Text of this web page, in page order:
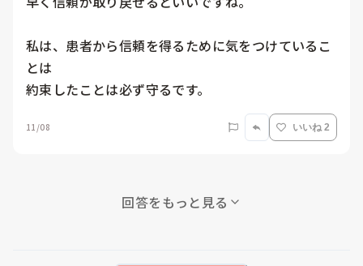
私は、患者から信頼を得るために気をつけているこ
とは
約束したことは必ず守るです。
11/08 いいね 2
回答をもっと見る